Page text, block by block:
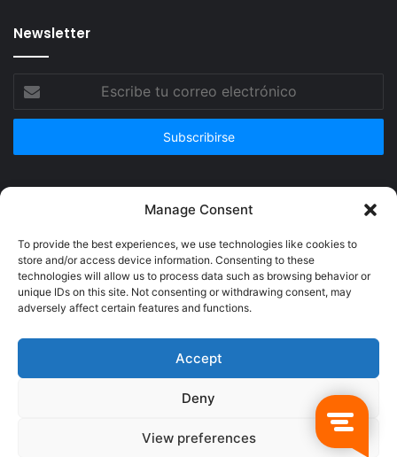
Manage Consent
To provide the best experiences, we use technologies like cookies to
store and/or access device information. Consenting to these
technologies will allow us to process data such as browsing behavior or
unique IDs on this site. Not consenting or withdrawing consent, may
adversely affect certain features and functions.
Accept
Deny
View preferences
Newsletter
correo
© Copyright 2026, Todos los derechos reservados @Crucerum |
Facebook
TwitterYouTubeInstagram